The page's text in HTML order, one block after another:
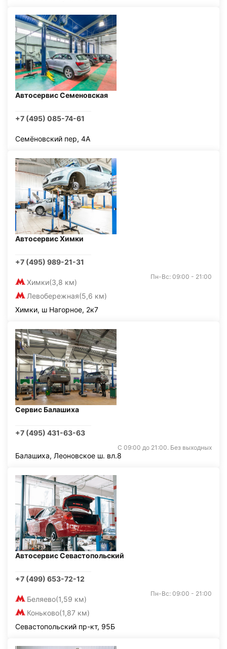
Автосервис Семеновская
+7 (495) 085-74-61
Семёновский пер, 4А
Автосервис Химки
+7 (495) 989-21-31
Химки(3,8 км)
Левобережная(5,6 км)
Пн-Вс: 09:00 - 21:00
Химки, ш Нагорное, 2к7
Сервис Балашиха
+7 (495) 431-63-63
С 09:00 до 21:00. Без выходных
Балашиха, Леоновское ш. вл.8
Автосервис Севастопольский
+7 (499) 653-72-12
Беляево(1,59 км)
Коньково(1,87 км)
Пн-Вс: 09:00 - 21:00
Севастопольский пр-кт, 95Б